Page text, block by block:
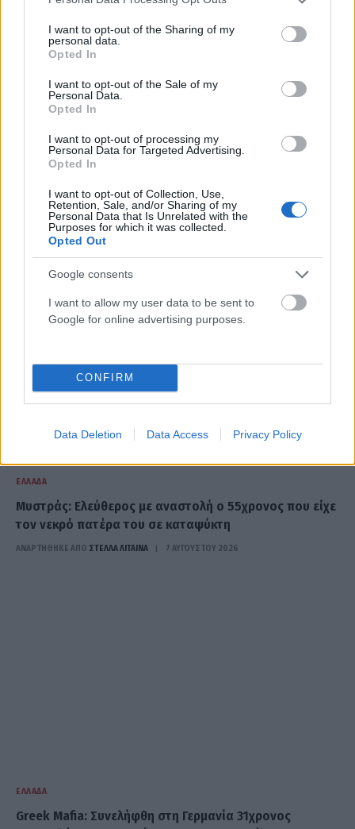
not limited to your visit or usage behaviour. You may click to
grant or deny consent to Google and its third-party tags to
use your data for below specified purposes in below Google
consent section.
I want to opt-out of the Sharing of my
personal data.
Opted In
I want to opt-out of the Sale of my
Personal Data.
Opted In
I want to opt-out of processing my
Personal Data for Targeted Advertising.
Opted In
I want to opt-out of Collection, Use,
Retention, Sale, and/or Sharing of my
Personal Data that Is Unrelated with the
Purposes for which it was collected.
Opted Out
Google consents
I want to allow my user data to be sent to
Google for online advertising purposes.
CONFIRM
Data Deletion Data Access Privacy Policy
Πώς επικοινωνούν τα ελικόπτερα όταν δίνουν τη μάχη
με τις φλόγες (VIDEO)
ΑΝΑΡΤΗΘΗΚΕ ΑΠΟGMYLONAS
ΕΛΛΆΔΑ
Μυστράς: Ελεύθερος με αναστολή ο 55χρονος που είχε
τον νεκρό πατέρα του σε καταψύκτη
ΑΝΑΡΤΗΘΗΚΕ ΑΠΟ ΣΤΈΛΛΑ ΛΊΤΑΙΝΑ 7 ΑΥΓΟΎΣΤΟΥ 2026
ΕΛΛΆΔΑ
Greek Mafia: Συνελήφθη στη Γερμανία 31χρονος